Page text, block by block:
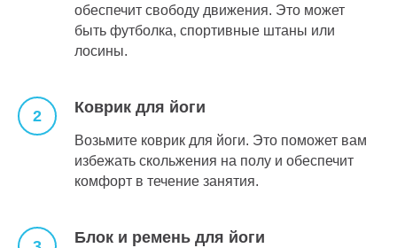
обеспечит свободу движения. Это может
быть футболка, спортивные штаны или
лосины.
Коврик для йоги
Возьмите коврик для йоги. Это поможет вам
избежать скольжения на полу и обеспечит
комфорт в течение занятия.
Блок и ремень для йоги